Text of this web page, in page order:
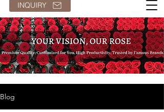
INQUIRY
Blog